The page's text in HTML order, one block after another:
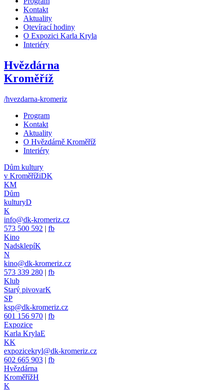
Kontakt
Aktuality
Otevírací hodiny
O Expozici Karla Kryla
Interiéry
Hvězdárna
Kroměříž
/hvezdarna-kromeriz
Program
Kontakt
Aktuality
O Hvězdárně Kroměříž
Interiéry
Dům kultury
v KroměřížiDK
KM
Dům
kulturyD
K
info@dk-kromeriz.cz
573 500 592 | fb
Kino
NadsklepíK
N
kino@dk-kromeriz.cz
573 339 280 | fb
Klub
Starý pivovarK
SP
ksp@dk-kromeriz.cz
601 156 970 | fb
Expozice
Karla KrylaE
KK
expozicekryl@dk-kromeriz.cz
602 665 903 | fb
Hvězdárna
KroměřížH
K